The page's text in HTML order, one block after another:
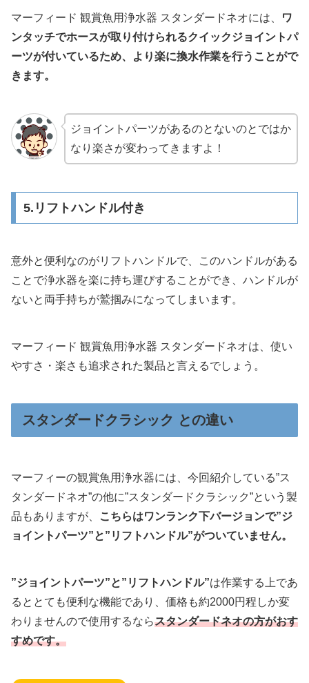
マーフィード 観賞魚用浄水器 スタンダードネオには、
ワ
ンタッチでホースが取り付けられるクイックジョイントパ
ーツが付いているため、より楽に換水作業を行うことがで
きます。
ジョイントパーツがあるのとないのとではか
なり楽さが変わってきますよ！
5.リフトハンドル付き
意外と便利なのがリフトハンドルで、このハンドルがある
ことで浄水器を楽に持ち運びすることができ、ハンドルが
ないと両手持ちが鷲掴みになってしまいます。
マーフィード 観賞魚用浄水器 スタンダードネオは、使い
やすさ・楽さも追求された製品と言えるでしょう。
スタンダードクラシック との違い
マーフィーの観賞魚用浄水器には、今回紹介している”ス
タンダードネオ”の他に”スタンダードクラシック”という製
品もありますが、
こちらはワンランク下バージョンで”ジ
ョイントパーツ”と”リフトハンドル”がついていません。
”ジョイントパーツ”と”リフトハンドル”は作業する上であ
るととても便利な機能であり、価格も約2000円程しか変
わりませんので使用するならスタンダードネオの方がおす
すめです。